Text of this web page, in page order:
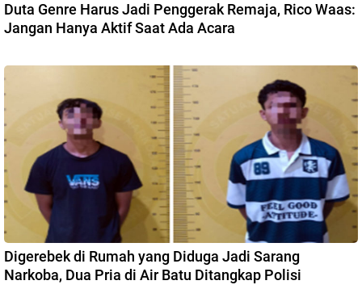
Duta Genre Harus Jadi Penggerak Remaja, Rico Waas:
Jangan Hanya Aktif Saat Ada Acara
Digerebek di Rumah yang Diduga Jadi Sarang
Narkoba, Dua Pria di Air Batu Ditangkap Polisi